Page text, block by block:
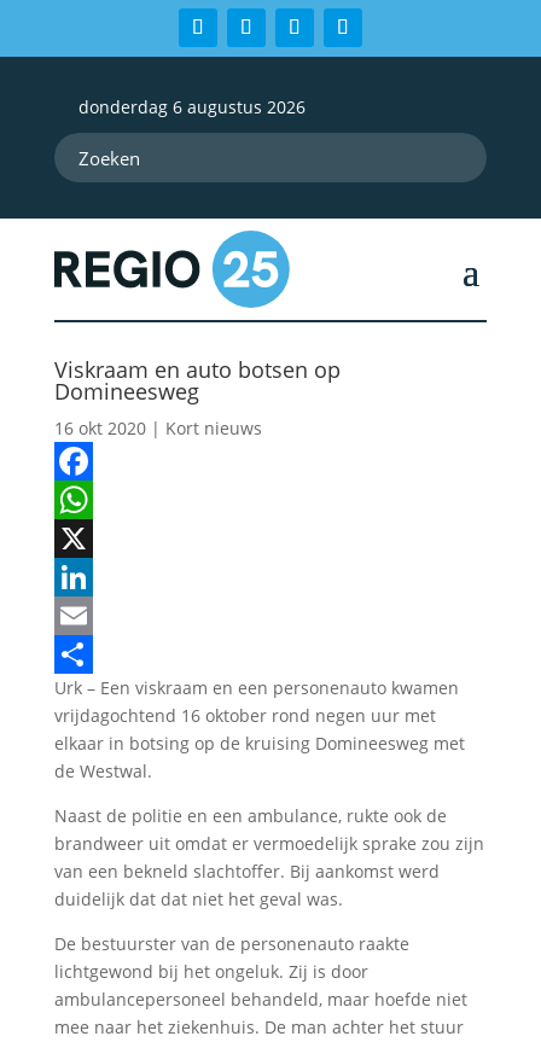
donderdag 6 augustus 2026
Viskraam en auto botsen op
Domineesweg
16 okt 2020| Kort nieuws
Facebook
WhatsApp
X
LinkedIn
Email
Delen
Urk – Een viskraam en een personenauto kwamen
vrijdagochtend 16 oktober rond negen uur met
elkaar in botsing op de kruising Domineesweg met
de Westwal.
Naast de politie en een ambulance, rukte ook de
brandweer uit omdat er vermoedelijk sprake zou zijn
van een bekneld slachtoffer. Bij aankomst werd
duidelijk dat dat niet het geval was.
De bestuurster van de personenauto raakte
lichtgewond bij het ongeluk. Zij is door
ambulancepersoneel behandeld, maar hoefde niet
mee naar het ziekenhuis. De man achter het stuur